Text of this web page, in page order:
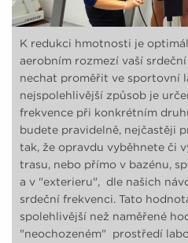
K redukci hmotnosti je
aerobním rozmezí vaší
nechat proměřit ve sportovní
nejspolehlivější způsob je
frekvence při konkrétním
budete pravidelně, nejčastěji
tak, že opravdu vyběhnete či
trasu, nebo přímo v bazénu,
a v "exterieru", dle našich
srdeční frekvenci. Tato
spolehlivější než naměřené
"neochozeném" prostředí